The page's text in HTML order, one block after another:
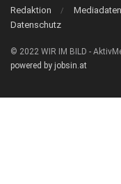
Redaktion Mediadaten
Datenschutz
© 2022 WIR IM BILD -
powered by jobsin.at